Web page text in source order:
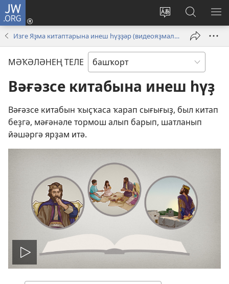
JW.ORG
Сайт
үҙгәртеү
Инеү
(opens
window)
JW.ORG
буйынса
эҙләү
Изге Яҙма китаптарына инеш һүҙҙәр (видеояҙмалар)
МӘҠӘЛӘНЕҢ ТЕЛЕ
Вәғәзсе китабына инеш һүҙ
Вәғәзсе китабын ҡыҫҡаса ҡарап сығығыҙ, был китап
беҙгә, мәғәнәле тормош алып барып, шатланып
йәшәргә ярҙам итә.
Уйнатыу